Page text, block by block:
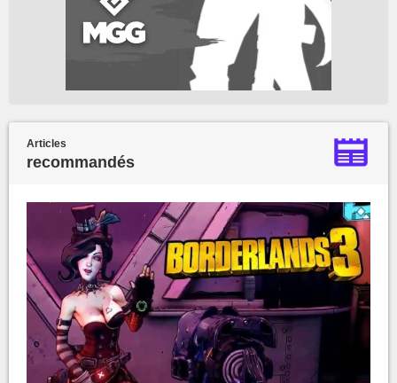
Articles
recommandés